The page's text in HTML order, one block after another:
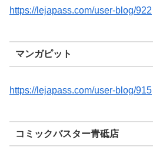
https://lejapass.com/user-blog/922
マンガピット
https://lejapass.com/user-blog/915
コミックバスター青砥店